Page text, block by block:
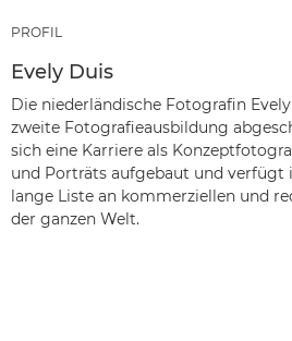
PROFIL
Evely Duis
Die niederländische Fotografin
zweite Fotografieausbildung
sich eine Karriere als
und Porträts aufgebaut und verfügt
lange Liste an kommerziellen und
der ganzen Welt.